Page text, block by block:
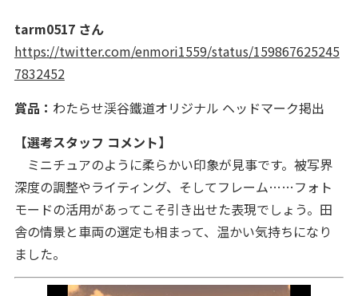
tarm0517 さん
https://twitter.com/enmori1559/status/159867625245
7832452
賞品： わたらせ渓谷鐵道オリジナル ヘッドマーク掲出
【選考スタッフ コメント】
ミニチュアのように柔らかい印象が見事です。被写界
深度の調整やライティング、そしてフレーム……フォト
モードの活用があってこそ引き出せた表現でしょう。田
舎の情景と車両の選定も相まって、温かい気持ちになり
ました。